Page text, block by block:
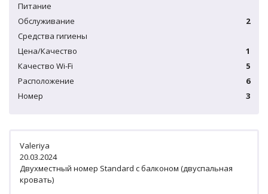
Питание
Обслуживание
2
Средства гигиены
Цена/Качество
1
Качество Wi-Fi
5
Расположение
6
Номер
3
Valeriya
20.03.2024
Двухместный номер Standard с балконом (двуспальная
кровать)